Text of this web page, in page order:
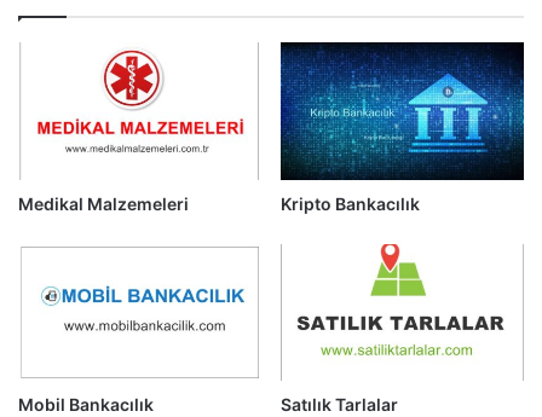
Medikal Malzemeleri Kripto Bankacılık
Mobil Bankacılık Satılık Tarlalar